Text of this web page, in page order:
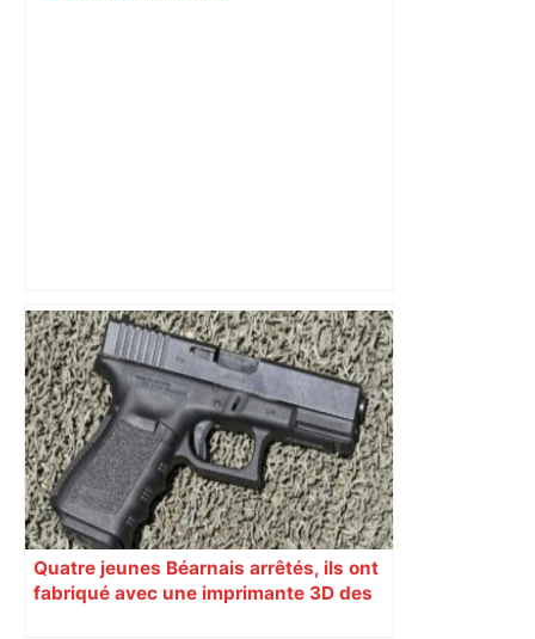
Alliance PS/LFI à Toulouse : Marc
Sztulman claque la porte – RMC
Quatre jeunes Béarnais arrêtés, ils ont
fabriqué avec une imprimante 3D des